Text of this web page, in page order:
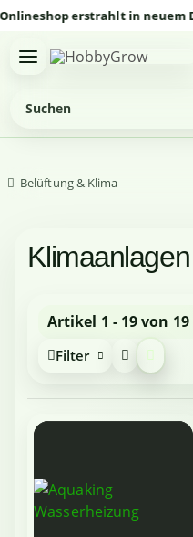
erstrahlt in neuem
Belüftung & Klima
Klimaanlagen
Filter
Artikel 1 - 19 von 19